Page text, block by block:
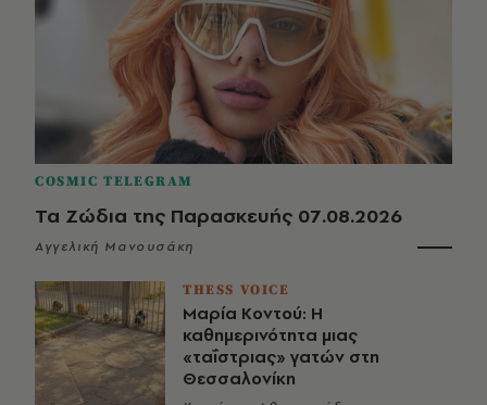
COSMIC TELEGRAM
Τα Ζώδια της Παρασκευής 07.08.2026
Αγγελική Μανουσάκη
THESS VOICE
Μαρία Κοντού: Η
καθημερινότητα μιας
«ταΐστριας» γατών στη
Θεσσαλονίκη